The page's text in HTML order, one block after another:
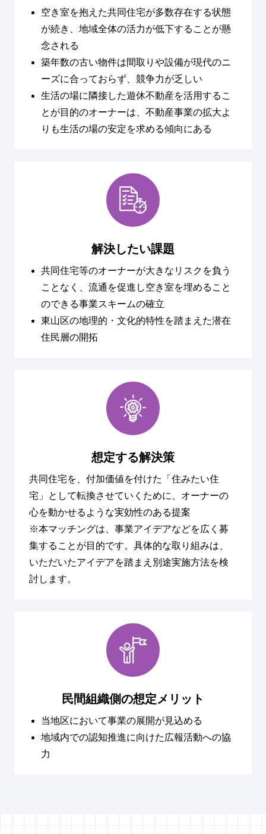
空き室を抱えた共同住宅が多数存在する状態
が続き、地域全体の活力が低下することが懸
念される
築年数の古い物件は間取りや設備が現代のニ
ーズに合っておらず、競争力が乏しい
生活の場に隣接した遊休不動産を活用するこ
とが目的のオーナーは、不動産事業の拡大よ
りも生活の場の安定を求める傾向にある
解決したい課題
共同住宅等のオーナーが大きなリスクを負う
ことなく、流通を促進し空き室を埋めること
のできる事業スキームの確立
東山区の地理的・文化的特性を踏まえた潜在
住民層の開拓
想定する解決策
共同住宅を、付加価値を付けた「住みたい住
宅」として転換させていくために、オーナーの
心を動かせるような実効性のある提案
※本マッチングは、事業アイデアなどを広く募
集することが目的です。具体的な取り組みは、
いただいたアイデアを踏まえ別途実施方法を検
討します。
民間組織側の想定メリット
当地区において事業の展開が見込める
地域内での認知推進に向けた広報活動への協
力